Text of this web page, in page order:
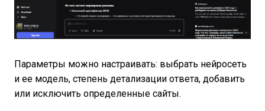
Параметры можно настраивать: выбрать нейросеть
и ее модель, степень детализации ответа, добавить
или исключить определенные сайты.